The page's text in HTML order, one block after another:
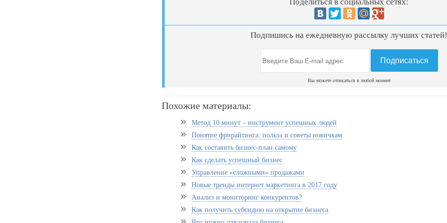
Подпишись на ежедневную рассылку лучших
Вы можете отписаться в любой момент
Похожие материалы:
Метод 10 минут – инструмент успешных людей
Понятие фрирайтинга: польза и советы новичкам
Как составить бизнес-план самому
Как сделать успешный бизнес
Управление «сложными» продажами
Новые тренды интернет маркетинга в 2017 году
Анализ и мониторинг конкурентов?
Как получить субсидию на открытие бизнеса